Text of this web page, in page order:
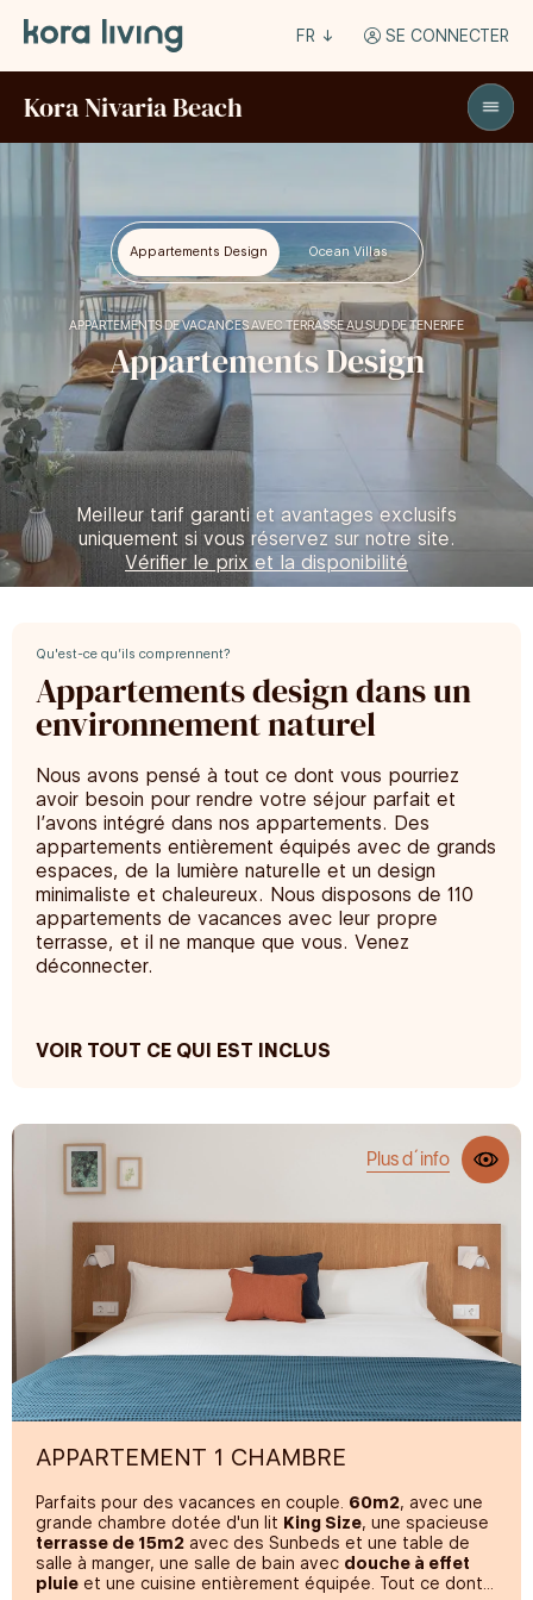
FR SE CONNECTER
Kora Nivaria Beach
Appartements Design Ocean Villas
APPARTEMENTS DE VACANCES AVEC TERRASSE AU SUD DE TENERIFE
Appartements Design
Meilleur tarif garanti et avantages exclusifs
uniquement si vous réservez sur notre site.
Vérifier le prix et la disponibilité
Qu'est-ce qu’ils comprennent?
Appartements design dans un
environnement naturel
Nous avons pensé à tout ce dont vous pourriez
avoir besoin pour rendre votre séjour parfait et
l’avons intégré dans nos appartements. Des
appartements entièrement équipés avec de grands
espaces, de la lumière naturelle et un design
minimaliste et chaleureux. Nous disposons de 110
appartements de vacances avec leur propre
terrasse, et il ne manque que vous. Venez
déconnecter.
VOIR TOUT CE QUI EST INCLUS
Matelas premium
Draps de 200 fils au pouce carré
Puits de lumière en verre dans le salon
Terrasse en bord de mer et transats
Système de ventilation croisée
Canapé
Fer-à-repasser
SALLE DE BAINS PRIVÉE
Serviettes de bain et de piscine premium
Séchoir
Sélection de commodités
Plus d´info
APPARTEMENT 1 CHAMBRE
Parfaits pour des vacances en couple. 60m2, avec une
grande chambre dotée d'un lit King Size, une spacieuse
terrasse de 15m2 avec des Sunbeds et une table de
salle à manger, une salle de bain avec douche à effet
pluie et une cuisine entièrement équipée. Tout ce dont